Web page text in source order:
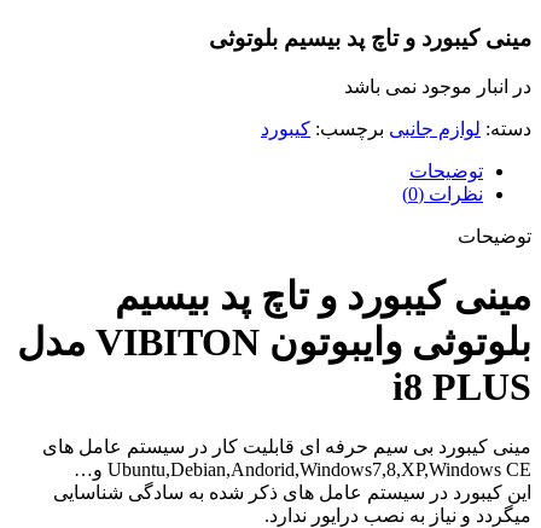
مینی کیبورد و تاچ پد بیسیم بلوتوثی
در انبار موجود نمی باشد
دسته: لوازم جانبی برچسب: کیبورد
توضیحات
نظرات (0)
توضیحات
مینی کیبورد و تاچ پد بیسیم
بلوتوثی وایبوتون VIBITON مدل
i8 PLUS
مینی کیبورد بی سیم حرفه ای قابلیت کار در سیستم عامل های
Ubuntu,Debian,Andorid,Windows7,8,XP,Windows CE و…
این کیبورد در سیستم عامل های ذکر شده به سادگی شناسایی
میگردد و نیاز به نصب درایور ندارد.